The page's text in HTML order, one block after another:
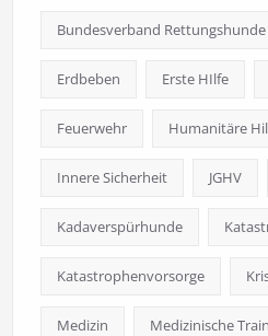
Bundesverband Rettungshunde
Erdbeben Erste HIlfe
Feuerwehr Humanitäre
Innere Sicherheit JGHV
Kadaverspürhunde
Katastrophenvorsorge
Medizin Medizinische